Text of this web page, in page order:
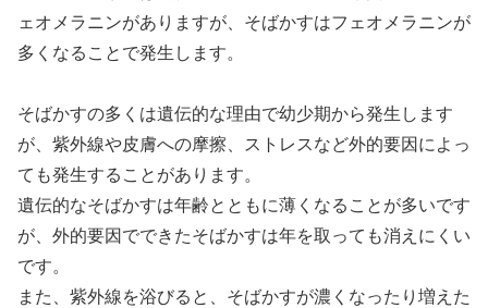
ェオメラニンがありますが、そばかすはフェオメラニンが
多くなることで発生します。
そばかすの多くは遺伝的な理由で幼少期から発生します
が、紫外線や皮膚への摩擦、ストレスなど外的要因によっ
ても発生することがあります。
遺伝的なそばかすは年齢とともに薄くなることが多いです
が、外的要因でできたそばかすは年を取っても消えにくい
です。
また、紫外線を浴びると、そばかすが濃くなったり増えた